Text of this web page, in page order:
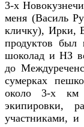
3-х
меня (Василь
кличку), Ирки,
продуктов был
шоколад и НЗ
до
сумерках
около 3-х км
экипировки,
участниками,